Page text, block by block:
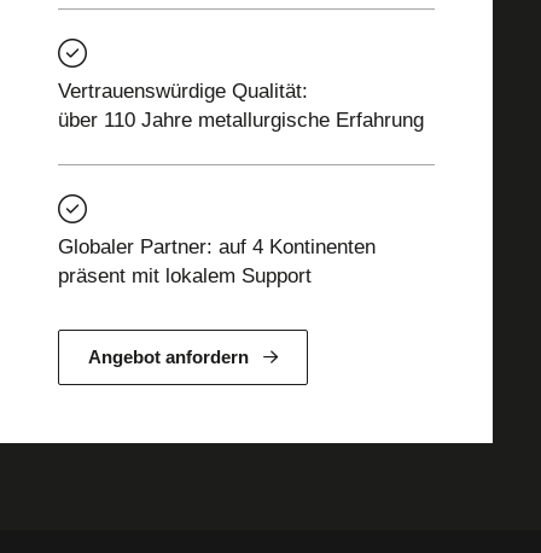
Vertrauenswürdige Qualität:
über 110 Jahre metallurgische Erfahrung
Globaler Partner: auf 4 Kontinenten
präsent mit lokalem Support
Angebot anfordern